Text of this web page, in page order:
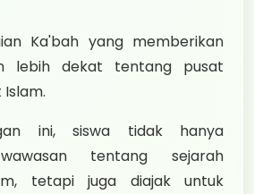
Ka'bah yang memberikan
lebih dekat tentang pusat
ini, siswa tidak hanya
tentang sejarah
tetapi juga diajak untuk